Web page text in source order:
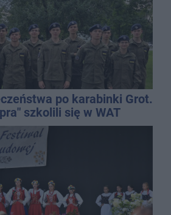
po karabinki Grot.
szkolili się w WAT